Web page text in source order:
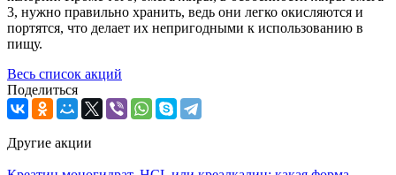
3, нужно правильно хранить, ведь они легко окисляются и
портятся, что делает их непригодными к использованию в
пищу.
Весь список акций
Поделиться
Другие акции